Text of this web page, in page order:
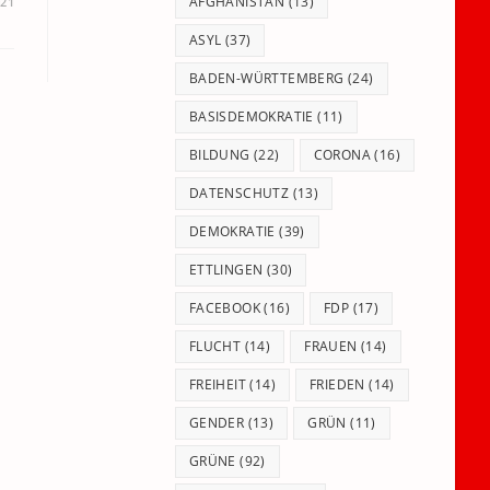
ASYL (37)
BADEN-WÜRTTEMBERG (24)
BASISDEMOKRATIE (11)
BILDUNG (22) CORONA(16)
DATENSCHUTZ (13)
DEMOKRATIE (39)
ETTLINGEN (30)
FACEBOOK(16) FDP (17)
FLUCHT (14) FRAUEN (14)
FREIHEIT(14) FRIEDEN (14)
GENDER (13) GRÜN (11)
GRÜNE (92)